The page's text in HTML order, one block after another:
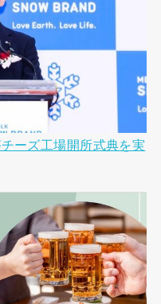
ーズ工場開所式典を実